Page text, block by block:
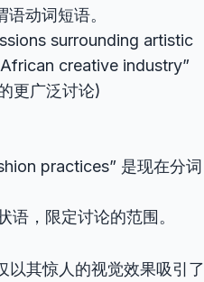
动词短语。
surrounding artistic
creative industry”
更广泛讨论)
practices” 是现在分词
，限定讨论的范围。
以其惊人的视觉效果吸引了